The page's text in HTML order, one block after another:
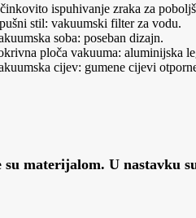
ispuhivanje zraka za
stil: vakuumski filter za vodu.
soba: poseban dizajn.
ploča vakuuma: aluminijska
cijev: gumene cijevi
materijalom. U nastavku